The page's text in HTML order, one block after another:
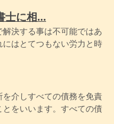
士に相...
決する事は不可能ではあ
にはとてつもない労力と時
を介しすべての債務を免責
とをいいます。すべての債